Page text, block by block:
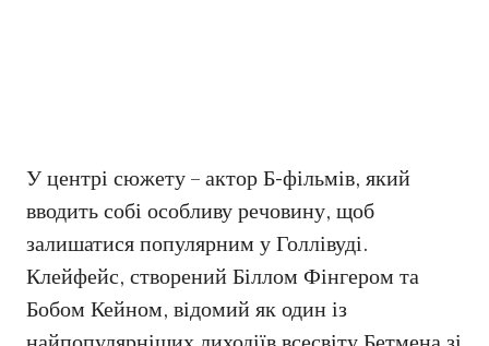
У центрі сюжету – актор Б-фільмів, який
вводить собі особливу речовину, щоб
залишатися популярним у Голлівуді.
Клейфейс, створений Біллом Фінгером та
Бобом Кейном, відомий як один із